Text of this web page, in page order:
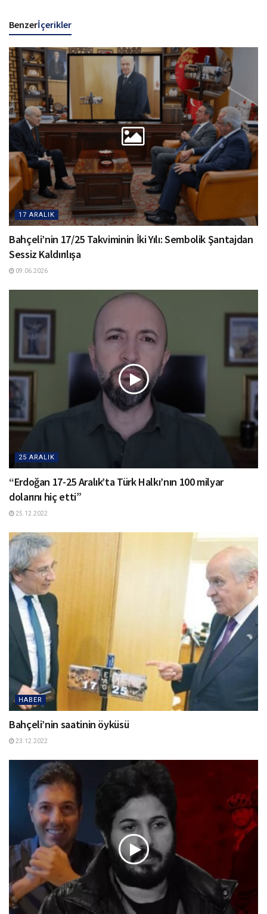
Benzerİçerikler
17 ARALIK
Bahçeli’nin 17/25 Takviminin İki Yılı: Sembolik Şantajdan
Sessiz Kaldırılışa
09.06.2026
25 ARALIK
“Erdoğan 17-25 Aralık’ta Türk Halkı’nın 100 milyar
dolarını hiç etti”
25.12.2022
HABER
Bahçeli’nin saatinin öyküsü
23.12.2022